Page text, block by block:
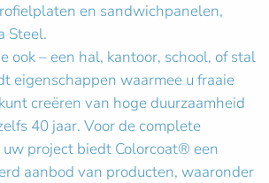
en sandwichpanelen,
Steel.
ook – een hal, kantoor, school, of stal
eigenschappen waarmee u fraaie
creëren van hoge duurzaamheid
40 jaar. Voor de complete
project biedt Colorcoat® een
aanbod van producten, waaronder